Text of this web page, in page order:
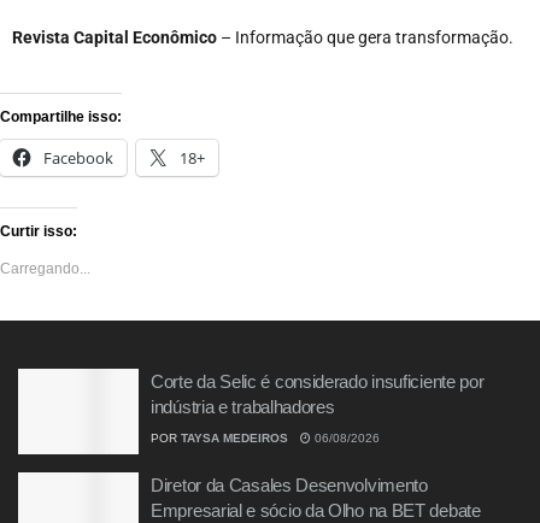
Revista Capital Econômico – Informação que gera transformação.
Compartilhe isso:
Facebook 18+
Curtir isso:
Carregando...
Corte da Selic é considerado insuficiente por
indústria e trabalhadores
POR TAYSA MEDEIROS 06/08/2026
Diretor da Casales Desenvolvimento
Empresarial e sócio da Olho na BET debate